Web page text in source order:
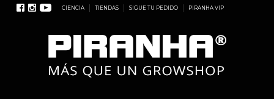
CIENCIA TIENDAS SIGUE TU PEDIDO PIRANHA VIP